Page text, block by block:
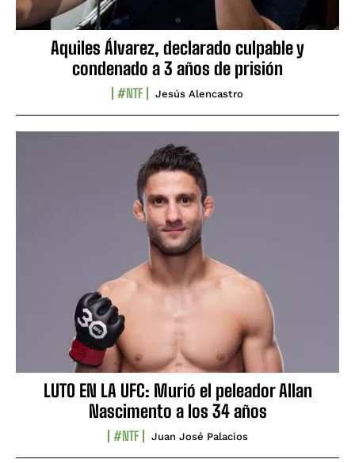
Aquiles Álvarez, declarado culpable y
condenado a 3 años de prisión
#NTF Jesús Alencastro
LUTO EN LA UFC: Murió el peleador Allan
Nascimento a los 34 años
#NTF Juan José Palacios